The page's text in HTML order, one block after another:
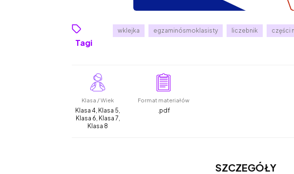
Tagi
wklejka egzaminósmoklasisty liczebnik części
Klasa / Wiek
Klasa 4, Klasa 5,
Klasa 6, Klasa 7,
Klasa 8
Format materiałów
.pdf
SZCZEGÓŁY